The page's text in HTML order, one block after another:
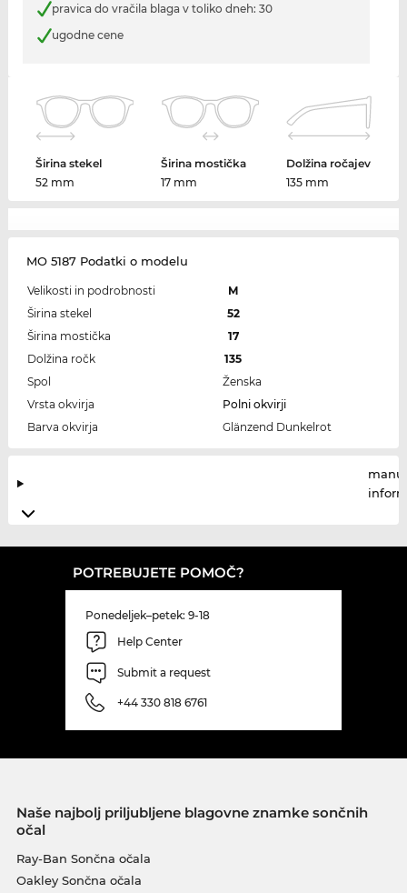
pravica do vračila blaga v toliko dneh: 30
ugodne cene
Širina stekel
52 mm
Širina mostička
17 mm
Dolžina ročajev
135 mm
MO 5187 Podatki o modelu
Velikosti in podrobnosti
M
Širina stekel
52
Širina mostička
17
Dolžina ročk
135
Spol
Ženska
Vrsta okvirja
Polni okvirji
Barva okvirja
Glänzend Dunkelrot
POTREBUJETE POMOČ?
Ponedeljek–petek: 9-18
Help Center
Submit a request
+44 330 818 6761
Naše najbolj priljubljene blagovne znamke sončnih
očal
Ray-Ban Sončna očala
Oakley Sončna očala